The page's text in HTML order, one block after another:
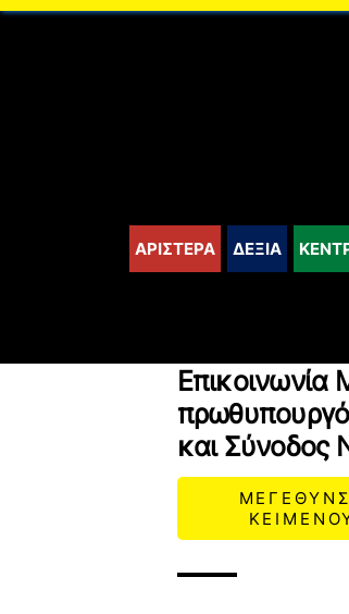
content
ΑΡΙΣΤΕΡΑ ΔΕΞΙΑ
πρωθυπουργό
και Σύνοδος